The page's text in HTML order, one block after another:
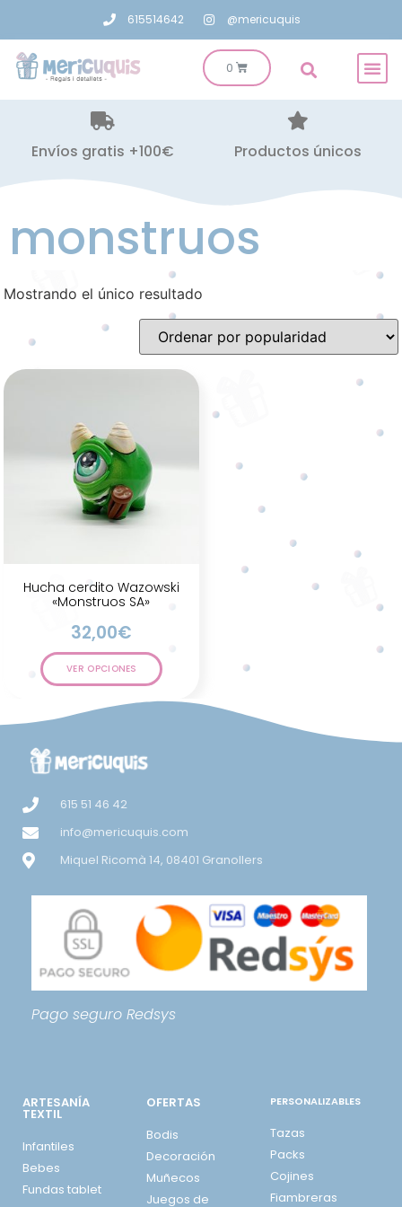
615514642 @mericuquis
Envíos gratis +100€ Productos únicos
monstruos
Mostrando el único resultado
Hucha cerdito Wazowski
«Monstruos SA»
32,00€
VER OPCIONES
615 51 46 42
info@mericuquis.com
Miquel Ricomà 14, 08401 Granollers
Pago seguro Redsys
ARTESANÍA
TEXTIL
Infantiles
Bebes
Fundas tablet
OFERTAS
Bodis
Decoración
Muñecos
Juegos de
PERSONALIZABLES
Tazas
Packs
Cojines
Fiambreras